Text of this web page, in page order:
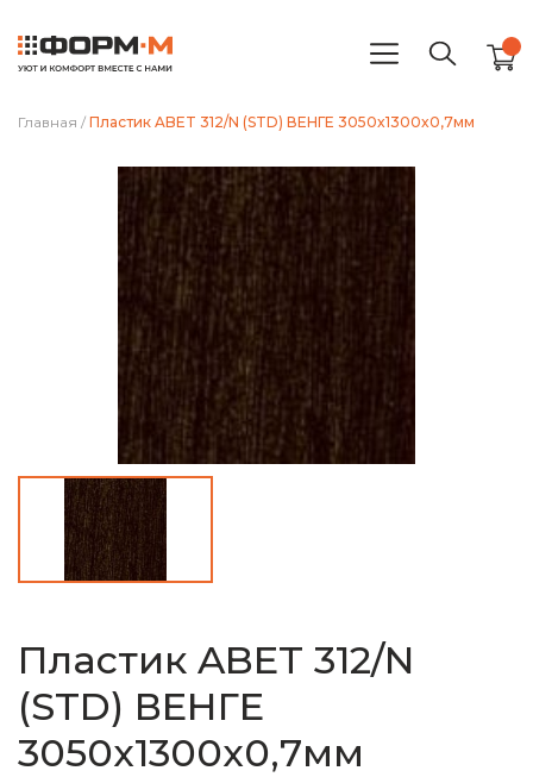
Главная / Пластик ABET 312/N (STD) ВЕНГЕ 3050x1300x0,7мм
Пластик ABET 312/N
(STD) ВЕНГЕ
3050x1300x0,7мм